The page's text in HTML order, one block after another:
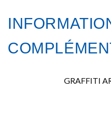
GRAFFITI